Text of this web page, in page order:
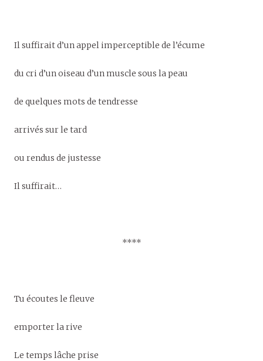
Il suffirait d’un appel imperceptible de l’écume
du cri d’un oiseau d’un muscle sous la peau
de quelques mots de tendresse
arrivés sur le tard
ou rendus de justesse
Il suffirait…
****
Tu écoutes le fleuve
emporter la rive
Le temps lâche prise